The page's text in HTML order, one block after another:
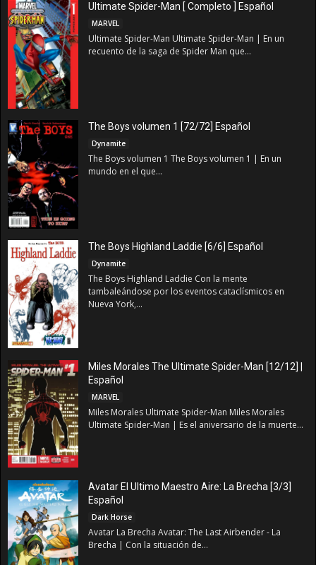
Ultimate Spider-Man [ Completo ] Español
MARVEL
Ultimate Spider-Man Ultimate Spider-Man | En un
recuento de la saga de Spider Man que...
The Boys volumen 1 [72/72] Español
Dynamite
The Boys volumen 1 The Boys volumen 1 | En un
mundo en el que...
The Boys Highland Laddie [6/6] Español
Dynamite
The Boys Highland Laddie Con la mente
tambaleándose por los eventos cataclísmicos en
Nueva York,...
Miles Morales The Ultimate Spider-Man [12/12] |
Español
MARVEL
Miles Morales Ultimate Spider-Man Miles Morales
Ultimate Spider-Man | Es el aniversario de la muerte...
Avatar El Ultimo Maestro Aire: La Brecha [3/3]
Español
Dark Horse
Avatar La Brecha Avatar: The Last Airbender - La
Brecha | Con la situación de...